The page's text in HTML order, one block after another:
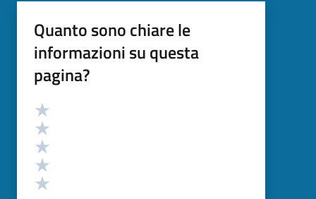
Quanto sono chiare le
informazioni su questa
pagina?
Valutazione